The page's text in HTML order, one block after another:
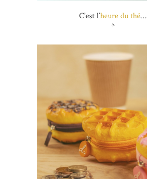
C’est l’heure du thé…
*